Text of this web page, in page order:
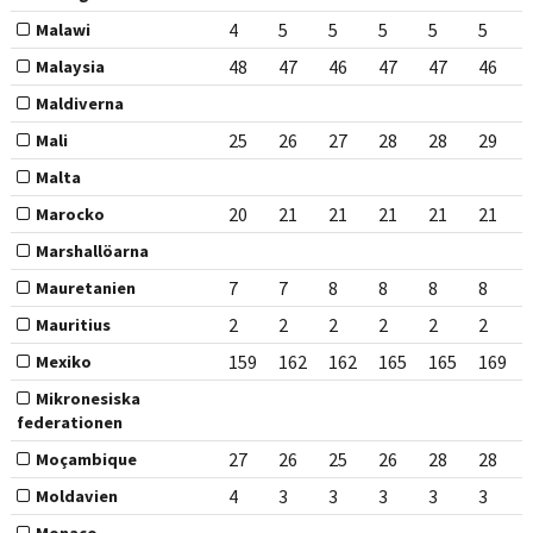
Malawi 4 5 5 5 5 5
Malaysia 48 47 46 47 47 46
Maldiverna
Mali
25 26 27 28 28 29
Malta
Marocko
20 21 21 21 21 21
Marshallöarna
Mauretanien
7 7 8 8 8 8
Mauritius 2 2 2 2 2 2
Mexiko 159 162 162 165 165 169
Mikronesiska
federationen
Moçambique
27 26 25 26 28 28
Moldavien 4 3 3 3 3 3